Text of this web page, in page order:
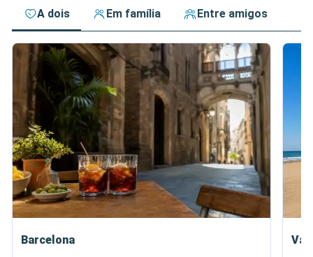
A dois Em família Entre amigos
Barcelona